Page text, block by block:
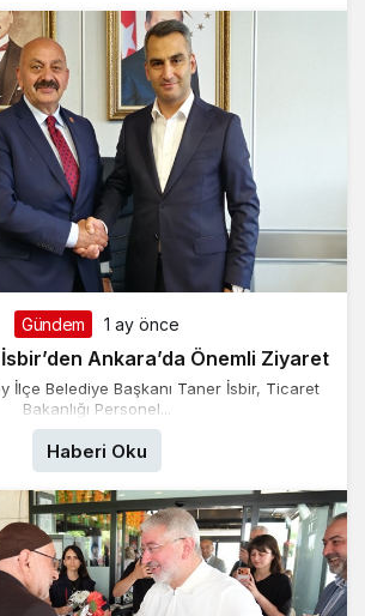
Gündem 1 ay önce
Ankara’da Önemli Ziyaret
İlçe Belediye Başkanı Taner İsbir, Ticaret
Bakanlığı Personel...
Haberi Oku